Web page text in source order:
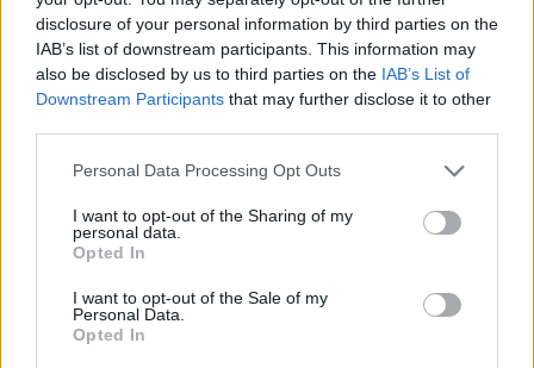
disclosure of your personal information by third parties on the
IAB’s list of downstream participants. This information may
also be disclosed by us to third parties on the IAB’s List of
Downstream Participants that may further disclose it to other
Personal Data Processing Opt Outs
I want to opt-out of the Sharing of my
personal data.
Opted In
I want to opt-out of the Sale of my
Personal Data.
Opted In
διασύνδεση Ελλάδας – Κύπρου
05/08/2026 - 18:06 ΕΠΙΧΕΙΡΗΣΕΙΣ
ΔΕΗ: Ισχυρή ανάπτυξη στο α΄ εξάμηνο 2026 με
Όμιλος AKTOR: Εξαγοράζει το 75% των ΗΛΕΚΤΩΡ
και THALIS – Στρατηγική συνεργασία με τη Motor
05/08/2026 - 17:39 ΕΠΙΧΕΙΡΗΣΕΙΣ
ΗΠΑ: Επιβράδυνση των προσλήψεων στον ιδιωτικό